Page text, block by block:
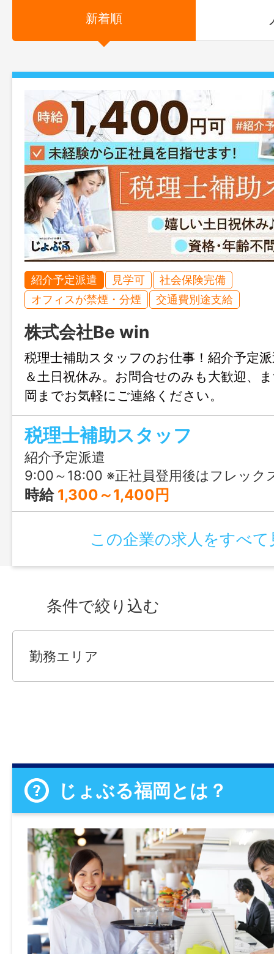
新着順
紹介予定派遣 見学可
社会保険完備
オフィスが禁煙・分煙
交通費別途支給
株式会社Be win
税理士補助スタッフのお仕事！紹介予定
＆土日祝休み。お問合せのみも大歓迎、
岡までお気軽にご連絡ください。
税理士補助スタッフ
紹介予定派遣
9:00～18:00 ※正社員登用後はフレックス制度あり ▼フレックス制度 ・コアタイム（10:00～15:00）
時給 1,300～1,400円
この企業の求人をすべて
条件で絞り込む
勤務エリア
じょぶる福岡とは？